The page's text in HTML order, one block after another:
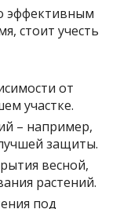
эффективным
стоит учесть
от
участке.
– например,
защиты.
весной,
растений.
под